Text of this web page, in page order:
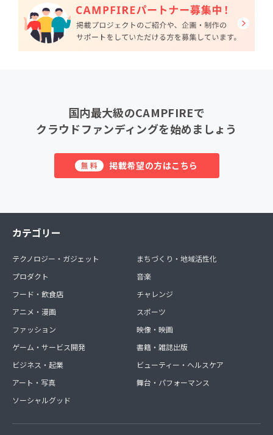
国内最大級のCAMPFIREで
クラウドファンディングを始めましょう
無料 掲載希望の方はこちら
カテゴリー
テクノロジー・ガジェット
プロダクト
フード・飲食店
アニメ・漫画
ファッション
ゲーム・サービス開発
ビジネス・起業
アート・写真
ソーシャルグッド
まちづくり・地域活性化
音楽
チャレンジ
スポーツ
映像・映画
書籍・雑誌出版
ビューティー・ヘルスケア
舞台・パフォーマンス